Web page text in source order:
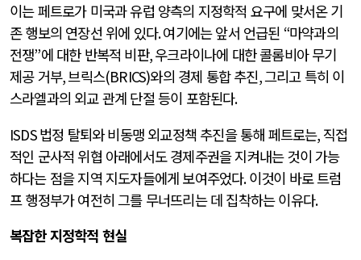
이는 페트로가 미국과 유럽 양측의 지정학적 요구에 맞서온 기
존 행보의 연장선 위에 있다.여기에는 앞서 언급된 “마약과의
전쟁”에 대한 반복적 비판,우크라이나에 대한 콜롬비아 무기
제공 거부,브릭스(BRICS)와의 경제 통합 추진,그리고 특히 이
스라엘과의 외교 관계 단절 등이 포함된다.
ISDS법정 탈퇴와 비동맹 외교정책 추진을 통해 페트로는, 직접
적인 군사적 위협 아래에서도 경제주권을 지켜내는 것이 가능
하다는 점을 지역 지도자들에게 보여주었다.이것이 바로 트럼
프 행정부가 여전히 그를 무너뜨리는 데 집착하는 이유다.
복잡한 지정학적 현실